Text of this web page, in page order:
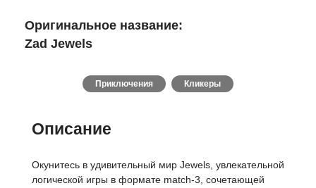
Оригинальное название:
Zad Jewels
Приключения Кликеры
Описание
Окунитесь в удивительный мир Jewels, увлекательной
логической игры в формате match-3, сочетающей